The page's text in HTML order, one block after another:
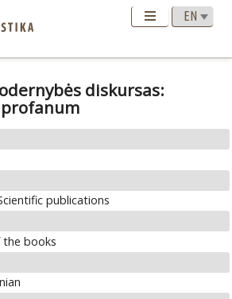
diskursas:
publications
the books